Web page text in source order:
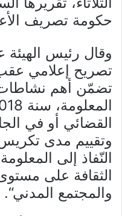
حكومة تصريف
وقال رئيس
تصريح إعلامي عقب
تضمّن أهم نشاطات
القضائي أو في
وتقييم مدى
النّفاذ إلى
الثقافة على
والمجتمع المدني“.